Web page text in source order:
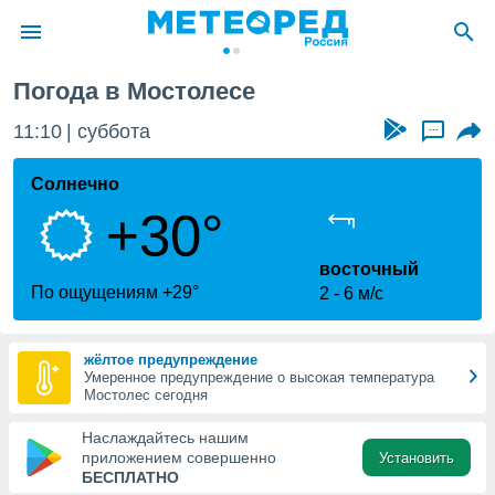
о
Вы можете
к этому
доступ
Погода в Мостолесе
11:10 суббота ...
Солнечно
+30°
По ощущениям +29°
восточный
2
6 м/с
жёлтое предупреждение
Умеренное предупреждение о высокая температура
Мостолес сегодня
Наслаждайтесь нашим
приложением совершенно
БЕСПЛАТНО
Установить